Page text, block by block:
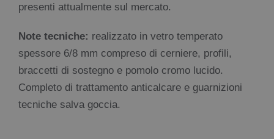
presenti attualmente sul mercato.
Note tecniche: realizzato in vetro temperato
spessore 6/8 mm compreso di cerniere, profili,
braccetti di sostegno e pomolo cromo lucido.
Completo di trattamento anticalcare e guarnizioni
tecniche salva goccia.